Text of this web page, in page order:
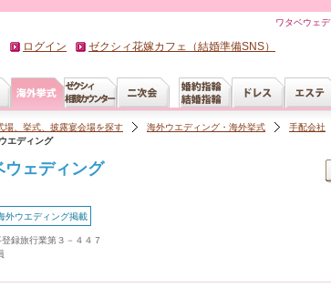
ワタベウェ
ログイン ゼクシィ花嫁カフェ（結婚準備SNS）
場、挙式、披露宴会場を探す 海外ウエディング・海外挙式 手配会社
エディング
ウェディング
外ウエディング掲載
録旅行業第３－４４７